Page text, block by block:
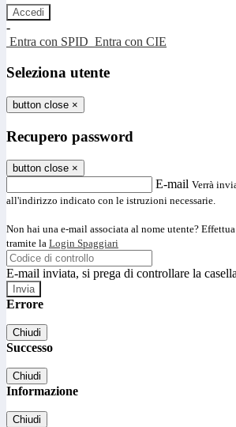
-
Entra con SPID Entra con CIE
Seleziona utente
button close ×
Recupero password
button close ×
E-mail Verrà
all'indirizzo indicato con le istruzioni necessarie.
Non hai una e-mail associata al nome utente?
tramite la Login Spaggiari
E-mail inviata, si prega di controllare la
Errore
Chiudi
Successo
Chiudi
Informazione
Chiudi